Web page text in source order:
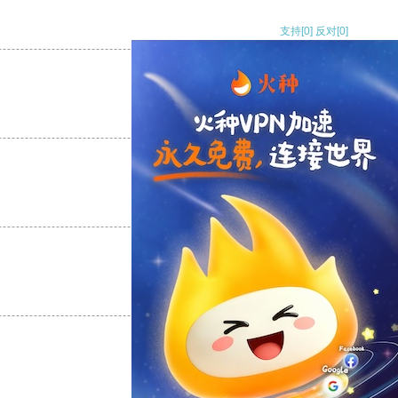
支持[0] 反对[0]
支持[0] 反对
支持
反对 [0]
支持[0] 反对[0]